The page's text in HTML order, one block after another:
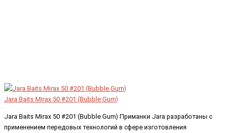
Jara Baits Mirax 50 #201 (Bubble Gum)
Jara Baits Mirax 50 #201 (Bubble Gum) Приманки Jara разработаны с
применением передовых технологий в сфере изготовления